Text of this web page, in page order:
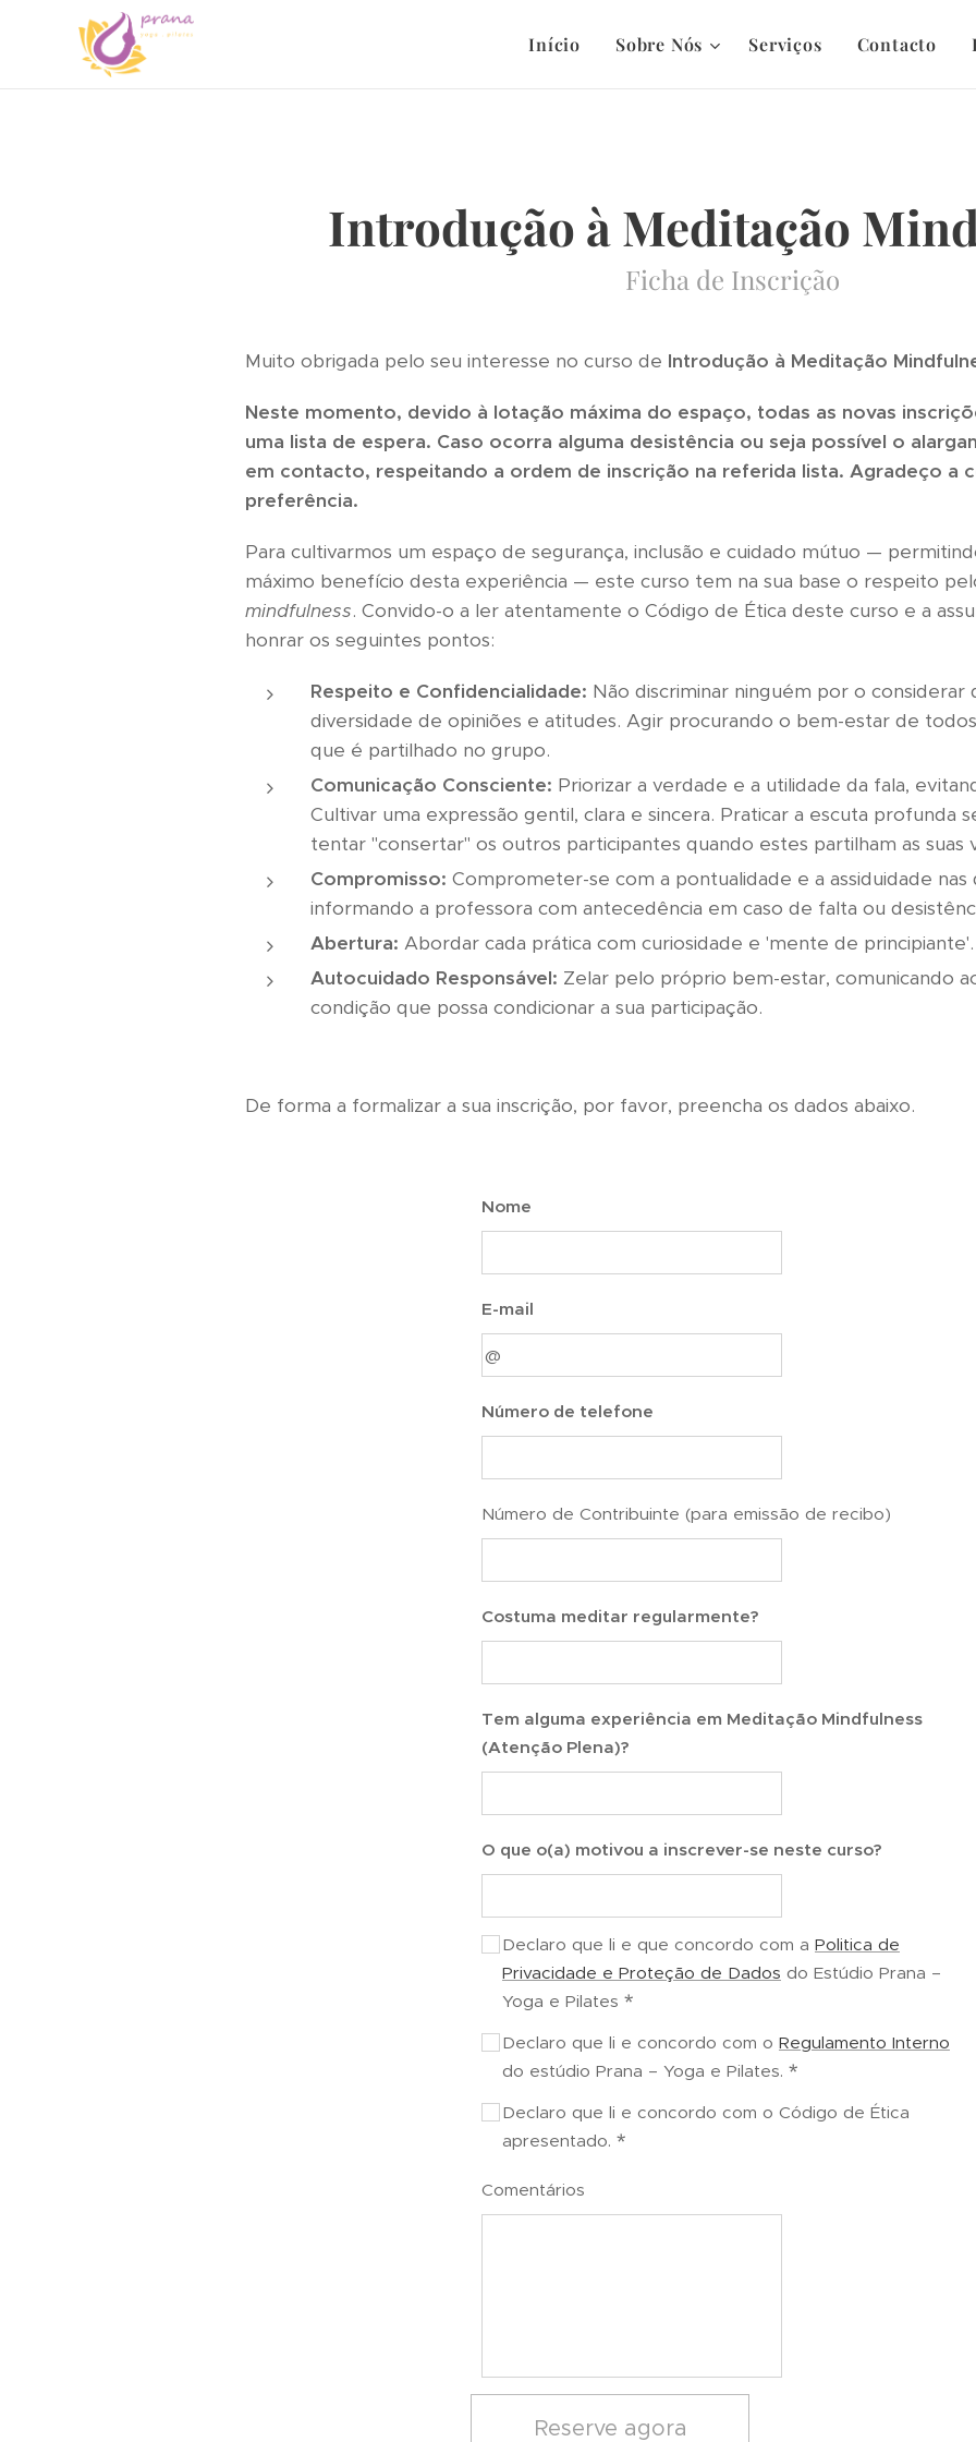
Início Sobre Nós Serviços Contacto
Introdução à Meditação
Ficha de Inscrição
Muito obrigada pelo seu interesse no curso de Introdução à Meditação
Neste momento, devido à lotação máxima do espaço, todas as novas
uma lista de espera. Caso ocorra alguma desistência ou seja possível o
em contacto, respeitando a ordem de inscrição na referida lista. Agradeço a
preferência.
Para cultivarmos um espaço de segurança, inclusão e cuidado mútuo —
máximo benefício desta experiência — este curso tem na sua base o respeito
mindfulness. Convido-o a ler atentamente o Código de Ética deste curso e a
honrar os seguintes pontos:
Respeito e Confidencialidade: Não discriminar ninguém por o
diversidade de opiniões e atitudes. Agir procurando o bem-estar de
que é partilhado no grupo.
Comunicação Consciente: Priorizar a verdade e a utilidade da fala,
Cultivar uma expressão gentil, clara e sincera. Praticar a escuta profunda
tentar "consertar" os outros participantes quando estes partilham as suas
Compromisso: Comprometer-se com a pontualidade e a assiduidade nas
informando a professora com antecedência em caso de falta ou
Abertura: Abordar cada prática com curiosidade e 'mente de principiante'.
Autocuidado Responsável: Zelar pelo próprio bem-estar, comunicando
condição que possa condicionar a sua participação.
De forma a formalizar a sua inscrição, por favor, preencha os dados abaixo.
Nome
E-mail
Número de telefone
Número de Contribuinte (para emissão de recibo)
Costuma meditar regularmente?
Tem alguma experiência em Meditação Mindfulness
(Atenção Plena)?
O que o(a) motivou a inscrever-se neste curso?
Declaro que li e que concordo com a Politica de
Privacidade e Proteção de Dados do Estúdio Prana –
Yoga e Pilates
Declaro que li e concordo com o Regulamento Interno
do estúdio Prana – Yoga e Pilates.
Declaro que li e concordo com o Código de Ética
apresentado.
Comentários
Reserve agora